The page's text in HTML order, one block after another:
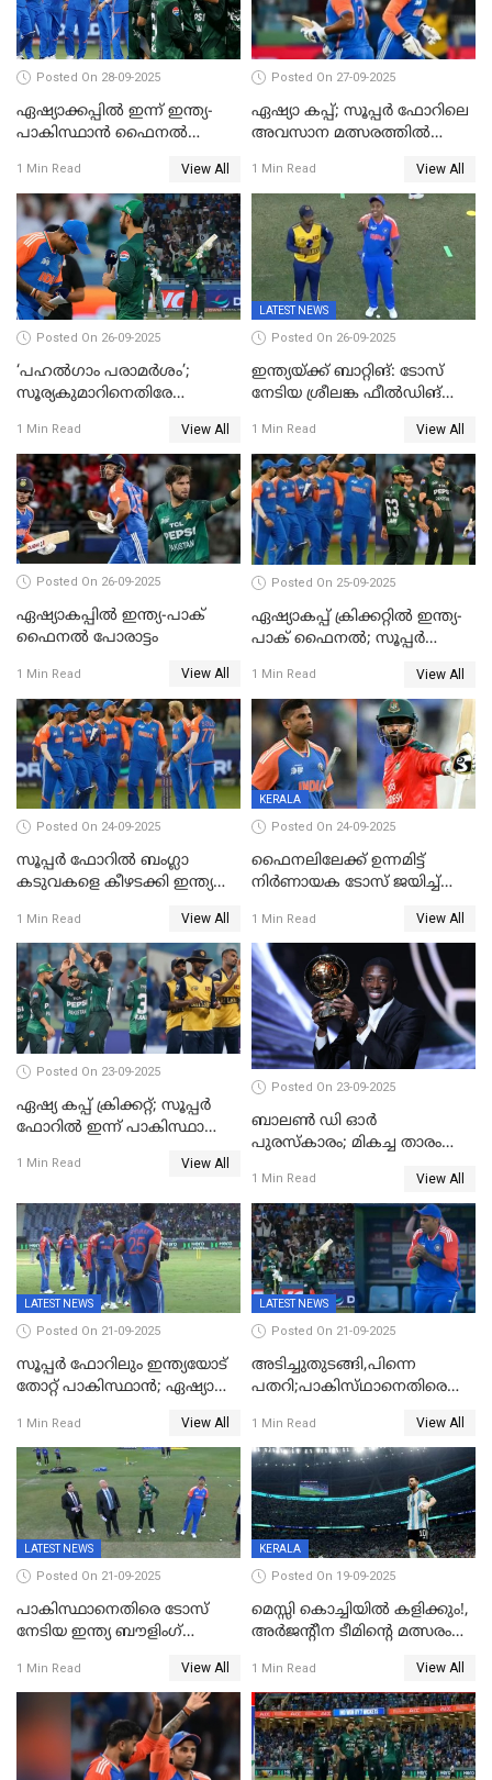
Posted On 28-09-2025
ഏഷ്യാക്കപ്പില്‍ ഇന്ന് ഇന്ത്യ-
പാകിസ്ഥാന്‍ ഫൈനല്‍
1 Min Read View All
Posted On 27-09-2025
ഏഷ്യാ കപ്പ്; സൂപ്പർ ഫോറിലെ
അവസാന മത്സരത്തിൽ
1 Min Read View All
Posted On 26-09-2025
‘പഹൽഗാം പരാമർശം’;
സൂര്യകുമാറിനെതിരേ
ഹാരിസ് റൗഫിനും പിഴ ശിക്ഷ
1 Min Read View All
LATEST NEWS
Posted On 26-09-2025
ഇന്ത്യയ്ക്ക് ബാറ്റിങ്: ടോസ്
നേടിയ ശ്രീലങ്ക ഫീൽഡിങ്
1 Min Read View All
Posted On 26-09-2025
ഏഷ്യാകപ്പില്‍ ഇന്ത്യ-പാക്
ഫൈനല്‍ പോരാട്ടം
1 Min Read View All
Posted On 25-09-2025
ഏഷ്യാകപ്പ് ക്രിക്കറ്റിൽ ഇന്ത്യ-
പാക് ഫൈനല്‍; സൂപ്പർ
തോൽപിച്ച് പാകിസ്ഥാൻ
1 Min Read View All
Posted On 24-09-2025
സൂപ്പർ ഫോറിൽ ബംഗ്ലാ
കടുവകളെ കീഴടക്കി ഇന്ത്യ
1 Min Read View All
KERALA
Posted On 24-09-2025
ഫൈനലിലേക്ക് ഉന്നമിട്ട്
നിര്‍ണായക ടോസ് ജയിച്ച്
ഇന്ത്യയ്ക്ക് ബാറ്റിംഗ്
1 Min Read View All
Posted On 23-09-2025
ഏഷ്യ കപ്പ് ക്രിക്കറ്റ്; സൂപ്പര്‍
ഫോറിൽ ഇന്ന് പാകിസ്ഥാനും
1 Min Read View All
Posted On 23-09-2025
ബാലണ്‍ ഡി ഓര്‍
പുരസ്‌കാരം; മികച്ച താരം
1 Min Read View All
LATEST NEWS
Posted On 21-09-2025
സൂപ്പർ ഫോറിലും ഇന്ത്യയോട്
തോറ്റ് പാകിസ്ഥാൻ; ഏഷ്യാ
ഇന്ത്യ, അഭിഷേക് ശർമ്മയ്ക്ക്
അർദ്ധ സെഞ്ച്വറി
1 Min Read View All
LATEST NEWS
Posted On 21-09-2025
അടിച്ചുതുടങ്ങി,പിന്നെ
പതറി;പാകിസ്‌ഥാനെതിരെ
വിജയലക്ഷ്യം
1 Min Read View All
LATEST NEWS
Posted On 21-09-2025
പാകിസ്ഥാനെതിരെ ടോസ്
നേടിയ ഇന്ത്യ ബൗളിംഗ്
1 Min Read View All
KERALA
Posted On 19-09-2025
മെസ്സി കൊച്ചിയിൽ കളിക്കും!,
അർജന്റീന ടീമിന്റെ മത്സരം
നടത്താൻ ആലോചന
1 Min Read View All